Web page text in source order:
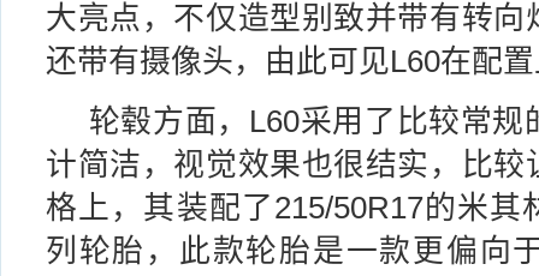
大亮点，不仅造型别致并带有转
还带有摄像头，由此可见L60在配
轮毂方面，L60采用了比较常
计简洁，视觉效果也很结实，比
格上，其装配了215/50R17的米其
列轮胎，此款轮胎是一款更偏向